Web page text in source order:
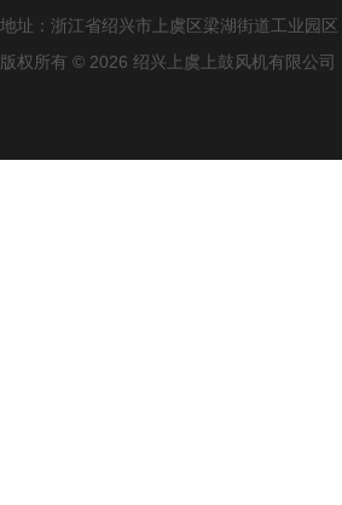
地址：浙江省绍兴市上虞区梁湖街道工业园区
版权所有 © 2026 绍兴上虞上鼓风机有限公司